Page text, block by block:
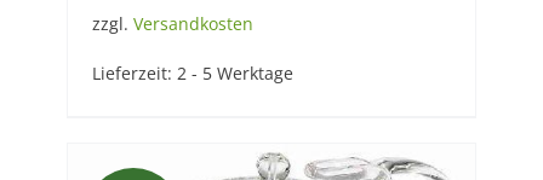
zzgl. Versandkosten
Lieferzeit: 2 - 5 Werktage